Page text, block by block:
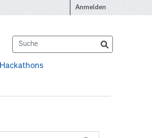
Anmelden
Hackathons